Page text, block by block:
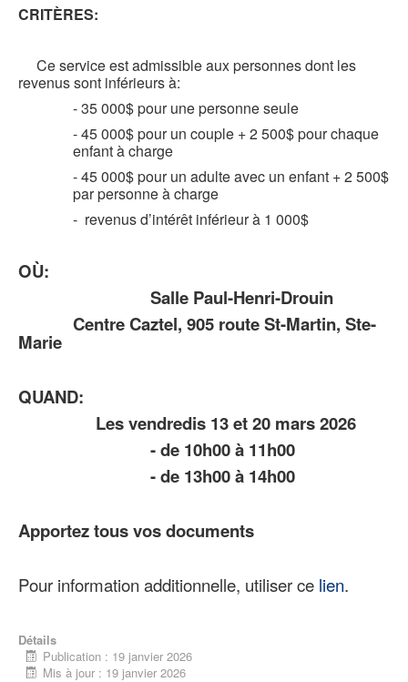
CRITÈRES:
Ce service est admissible aux personnes dont les
revenus sont inférieurs à:
- 35 000$ pour une personne seule
- 45 000$ pour un couple + 2 500$ pour chaque
enfant à charge
- 45 000$ pour un adulte avec un enfant + 2 500$
par personne à charge
- revenus d’intérêt inférieur à 1 000$
OÙ:
Salle Paul-Henri-Drouin
Centre Caztel, 905 route St-Martin, Ste-
Marie
QUAND:
Les vendredis 13 et 20 mars 2026
- de 10h00 à 11h00
- de 13h00 à 14h00
Apportez tous vos documents
Pour information additionnelle, utiliser ce lien.
Détails
Publication : 19 janvier 2026
Mis à jour : 19 janvier 2026